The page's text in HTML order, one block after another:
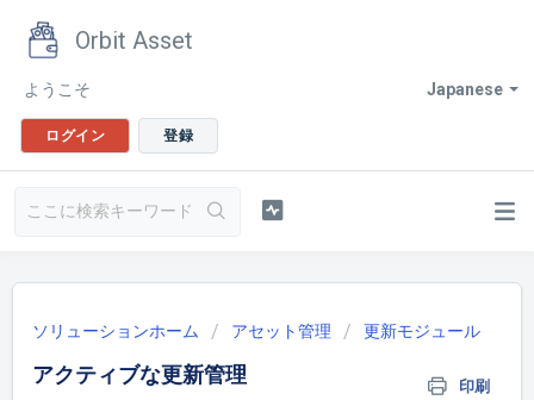
Orbit Asset
Japanese
ようこそ
ログイン 登録
ソリューションホーム アセット管理 更新モジュール
アクティブな更新管理
印刷